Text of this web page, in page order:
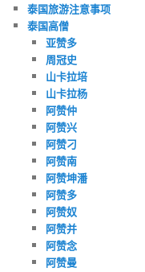
泰国旅游注意事项
泰国高僧
亚赞多
周冠史
山卡拉培
山卡拉杨
阿赞仲
阿赞兴
阿赞刁
阿赞南
阿赞坤潘
阿赞多
阿赞奴
阿赞并
阿赞念
阿赞曼